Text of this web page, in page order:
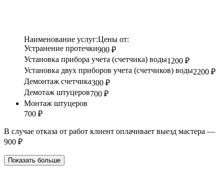
Наименование услуг:Цены от:
Устранение протечки900 ₽
Установка прибора учета (счетчика) воды1200 ₽
Установка двух приборов учета (счетчиков) воды2200 ₽
Демонтаж счетчика300 ₽
Демотаж штуцеров700 ₽
Монтаж штуцеров
700 ₽
В случае отказа от работ клиент оплачивает выезд мастера —
900 ₽
Показать больше